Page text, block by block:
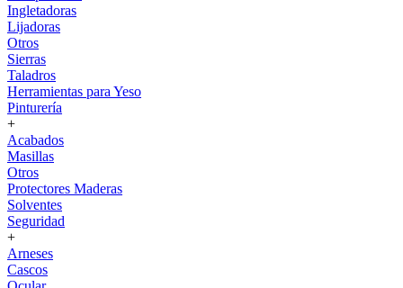
Ingletadoras
Lijadoras
Otros
Sierras
Taladros
Herramientas para Yeso
Pinturería
+
Acabados
Masillas
Otros
Protectores Maderas
Solventes
Seguridad
+
Arneses
Cascos